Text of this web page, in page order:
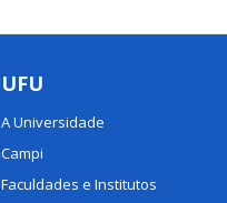
UFU
A Universidade
Campi
Faculdades e Institutos